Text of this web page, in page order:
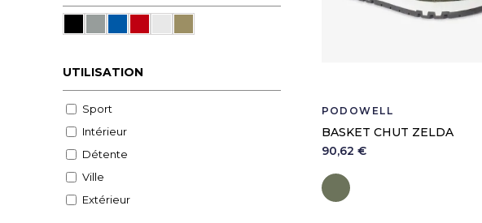
UTILISATION
Sport
Intérieur
Détente
Ville
Extérieur
PODOWELL
BASKET CHUT ZELDA
90,62 €
Kaki